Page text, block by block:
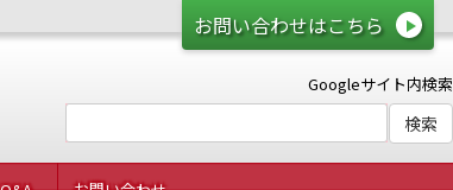
お問い合わせはこちら
Googleサイト内検索